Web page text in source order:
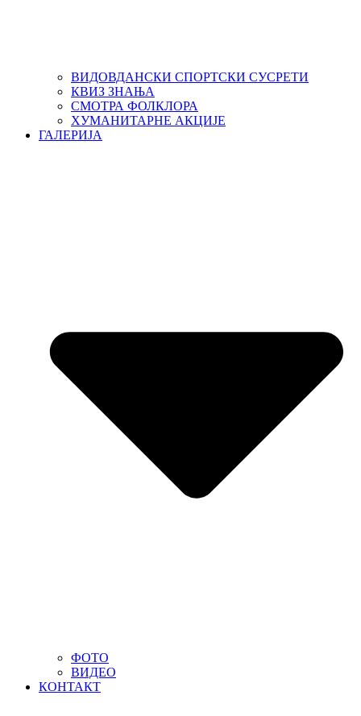
ВИДОВДАНСКИ СПОРТСКИ СУСРЕТИ
КВИЗ ЗНАЊА
СМОТРА ФОЛКЛОРА
ХУМАНИТАРНЕ АКЦИЈЕ
ГАЛЕРИЈА
ФОТО
ВИДЕО
КОНТАКТ